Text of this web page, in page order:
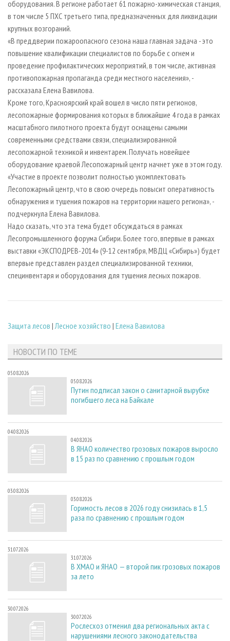
оборудования. В регионе работает 61 пожарно-химическая станция,
в том числе 5 ПХС третьего типа, предназначенных для ликвидации
крупных возгораний.
«В преддверии пожароопасного сезона наша главная задача - это
повышение квалификации специалистов по борьбе с огнем и
проведение профилактических мероприятий, в том числе, активная
противопожарная пропаганда среди местного населения», -
рассказала Елена Вавилова.
Кроме того, Красноярский край вошел в число пяти регионов,
лесопожарные формирования которых в ближайшие 4 года в рамках
масштабного пилотного проекта будут оснащены самыми
современными средствами связи, специализированной
лесопожарной техникой и инвентарем. Получать новейшее
оборудование краевой Лесопожарный центр начнет уже в этом году.
«Участие в проекте позволит полностью укомплектовать
Лесопожарный центр, что в свою очередь повысит оперативность
обнаружения и тушения пожаров на территории нашего региона», -
подчеркнула Елена Вавилова.
Надо сказать, что эта тема будет обсуждаться в рамках
Лесопромышленного форума Сибири. Более того, впервые в рамках
выставки «ЭКСПОДРЕВ-2014» (9-12 сентября, МВДЦ «Сибирь») будет
впервые представлен раздел специализированной техники,
специнвентаря и оборудования для тушения лесных пожаров.
Защита лесов |Лесное хозяйство | Елена Вавилова
НОВОСТИ ПО ТЕМЕ
05.08.2026
05.08.2026
Путин подписал закон о санитарной вырубке
погибшего леса на Байкале
04.08.2026
04.08.2026
В ЯНАО количество грозовых пожаров выросло
в 15 раз по сравнению с прошлым годом
03.08.2026
03.08.2026
Горимость лесов в 2026 году снизилась в 1,5
раза по сравнению с прошлым годом
31.07.2026
31.07.2026
В ХМАО и ЯНАО — второй пик грозовых пожаров
за лето
30.07.2026
30.07.2026
Рослесхоз отменил два региональных акта с
нарушениями лесного законодательства